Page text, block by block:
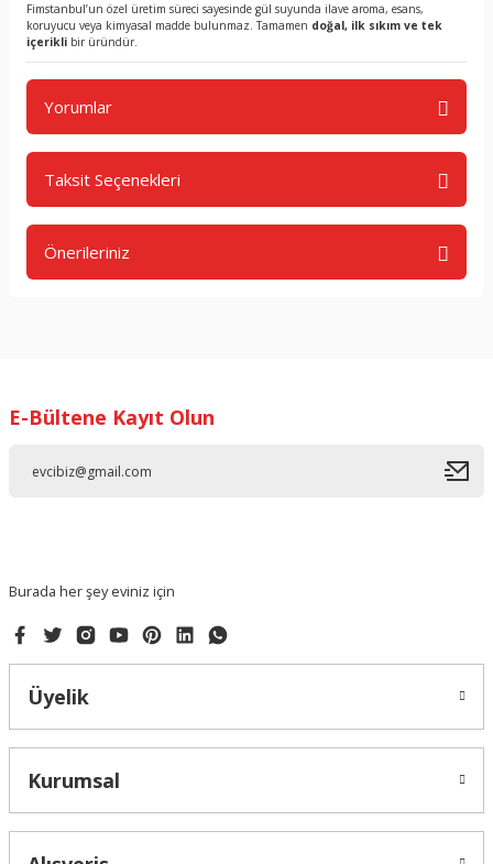
Fimstanbul’un özel üretim süreci sayesinde gül suyunda ilave aroma, esans,
koruyucu veya kimyasal madde bulunmaz. Tamamen doğal, ilk sıkım ve tek
içerikli bir üründür.
Yorumlar
Taksit Seçenekleri
Önerileriniz
Ürün resmi kalitesiz, bozuk veya görüntülenemiyor.
E-Bültene Kayıt Olun
Burada her şey eviniz için
Üyelik
Kurumsal